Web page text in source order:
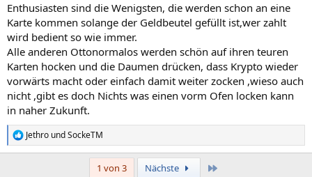
Enthusiasten sind die Wenigsten, die werden schon an eine
Karte kommen solange der Geldbeutel gefüllt ist,wer zahlt
wird bedient so wie immer.
Alle anderen Ottonormalos werden schön auf ihren teuren
Karten hocken und die Daumen drücken, dass Krypto wieder
vorwärts macht oder einfach damit weiter zocken ,wieso auch
nicht ,gibt es doch Nichts was einen vorm Ofen locken kann
in naher Zukunft.
R
e
Jethro undSockeTM
1 von 3 Nächste